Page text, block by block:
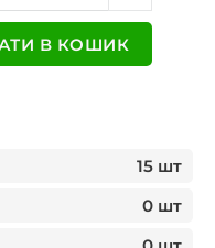
В КОШИК
15 шт
0 шт